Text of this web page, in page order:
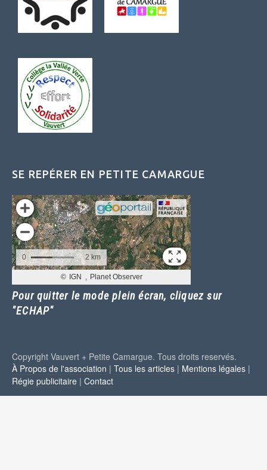
SE REPÉRER EN PETITE CAMARGUE
Pour quitter le mode plein écran, cliquez sur
"ECHAP"
Copyright Vauvert + Petite Camargue. Tous droits reservés.
À Propos de l'association | Tous les articles | Mentions légales |
Régie publicitaire | Contact